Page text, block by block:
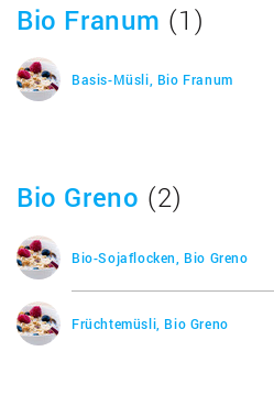
Bio Franum (1)
Basis-Müsli, Bio Franum
Bio Greno (2)
Bio-Sojaflocken, Bio Greno
Früchtemüsli, Bio Greno